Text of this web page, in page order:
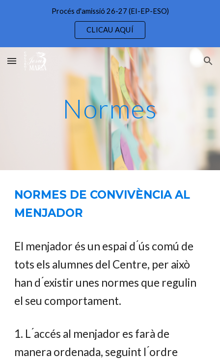
Procés d'amissió 26-27 (EI-EP-ESO)
CLICAU AQUÍ
Normes
NORMES DE CONVIVÈNCIA AL
MENJADOR
El menjador és un espai d ́ús comú de
tots els alumnes del Centre, per això
han d ́existir unes normes que regulin
el seu comportament.
1. L ́accés al menjador es farà de
manera ordenada, seguint l ́ordre